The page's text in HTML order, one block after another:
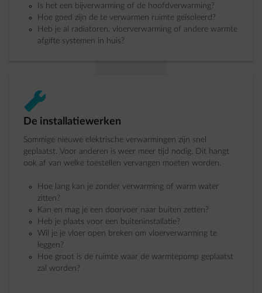
Is het een bijverwarming of de hoofdverwarming?
Hoe goed zijn de te verwarmen ruimte geïsoleerd?
Heb je al radiatoren, vloerverwarming of andere warmte
afgifte systemen in huis?
impulse-wrench
Stap 1 van 4:
De installatiewerken
Sommige nieuwe elektrische verwarmingen zijn snel
geplaatst. Voor anderen is weer meer tijd nodig. Dit hangt
ook af van welke toestellen vervangen moeten worden.
Hoe lang kan je zonder verwarming of warm water
zitten?
Kan en mag je een doorvoer naar buiten zetten?
Heb je plaats voor een buiteninstallatie?
Wil je je vloer open breken om vloerverwarming te
leggen?
Hoe groot is de ruimte waar de warmtepomp geplaatst
zal worden?